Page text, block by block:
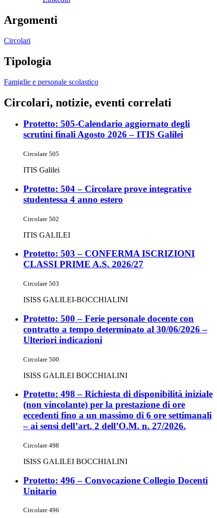
Argomenti
Circolari
Tipologia
Famiglie e personale scolastico
Circolari, notizie, eventi correlati
Protetto: 505-Calendario aggiornato degli
scrutini finali Agosto 2026 – ITIS Galilei
Circolare 505
ITIS Galilei
Protetto: 504 – Circolare prove integrative
studentessa 4 anno estero
Circolare 502
ITIS GALILEI
Protetto: 503 – CONFERMA ISCRIZIONI
CLASSI PRIME A.S. 2026/27
Circolare 503
ISISS GALILEI-BOCCHIALINI
Protetto: 500 – Ferie personale docente con
contratto a tempo determinato al 30/06/2026 –
Ulteriori indicazioni
Circolare 500
ISISS GALILEI BOCCHIALINI
Protetto: 498 – Richiesta di disponibilità iniziale
(non vincolante) per la prestazione di ore
eccedenti fino a un massimo di 6 ore settimanali
– ai sensi dell’art. 2 dell’O.M. n. 27/2026.
Circolare 498
ISISS GALILEI BOCCHIALINI
Protetto: 496 – Convocazione Collegio Docenti
Unitario
Circolare 496